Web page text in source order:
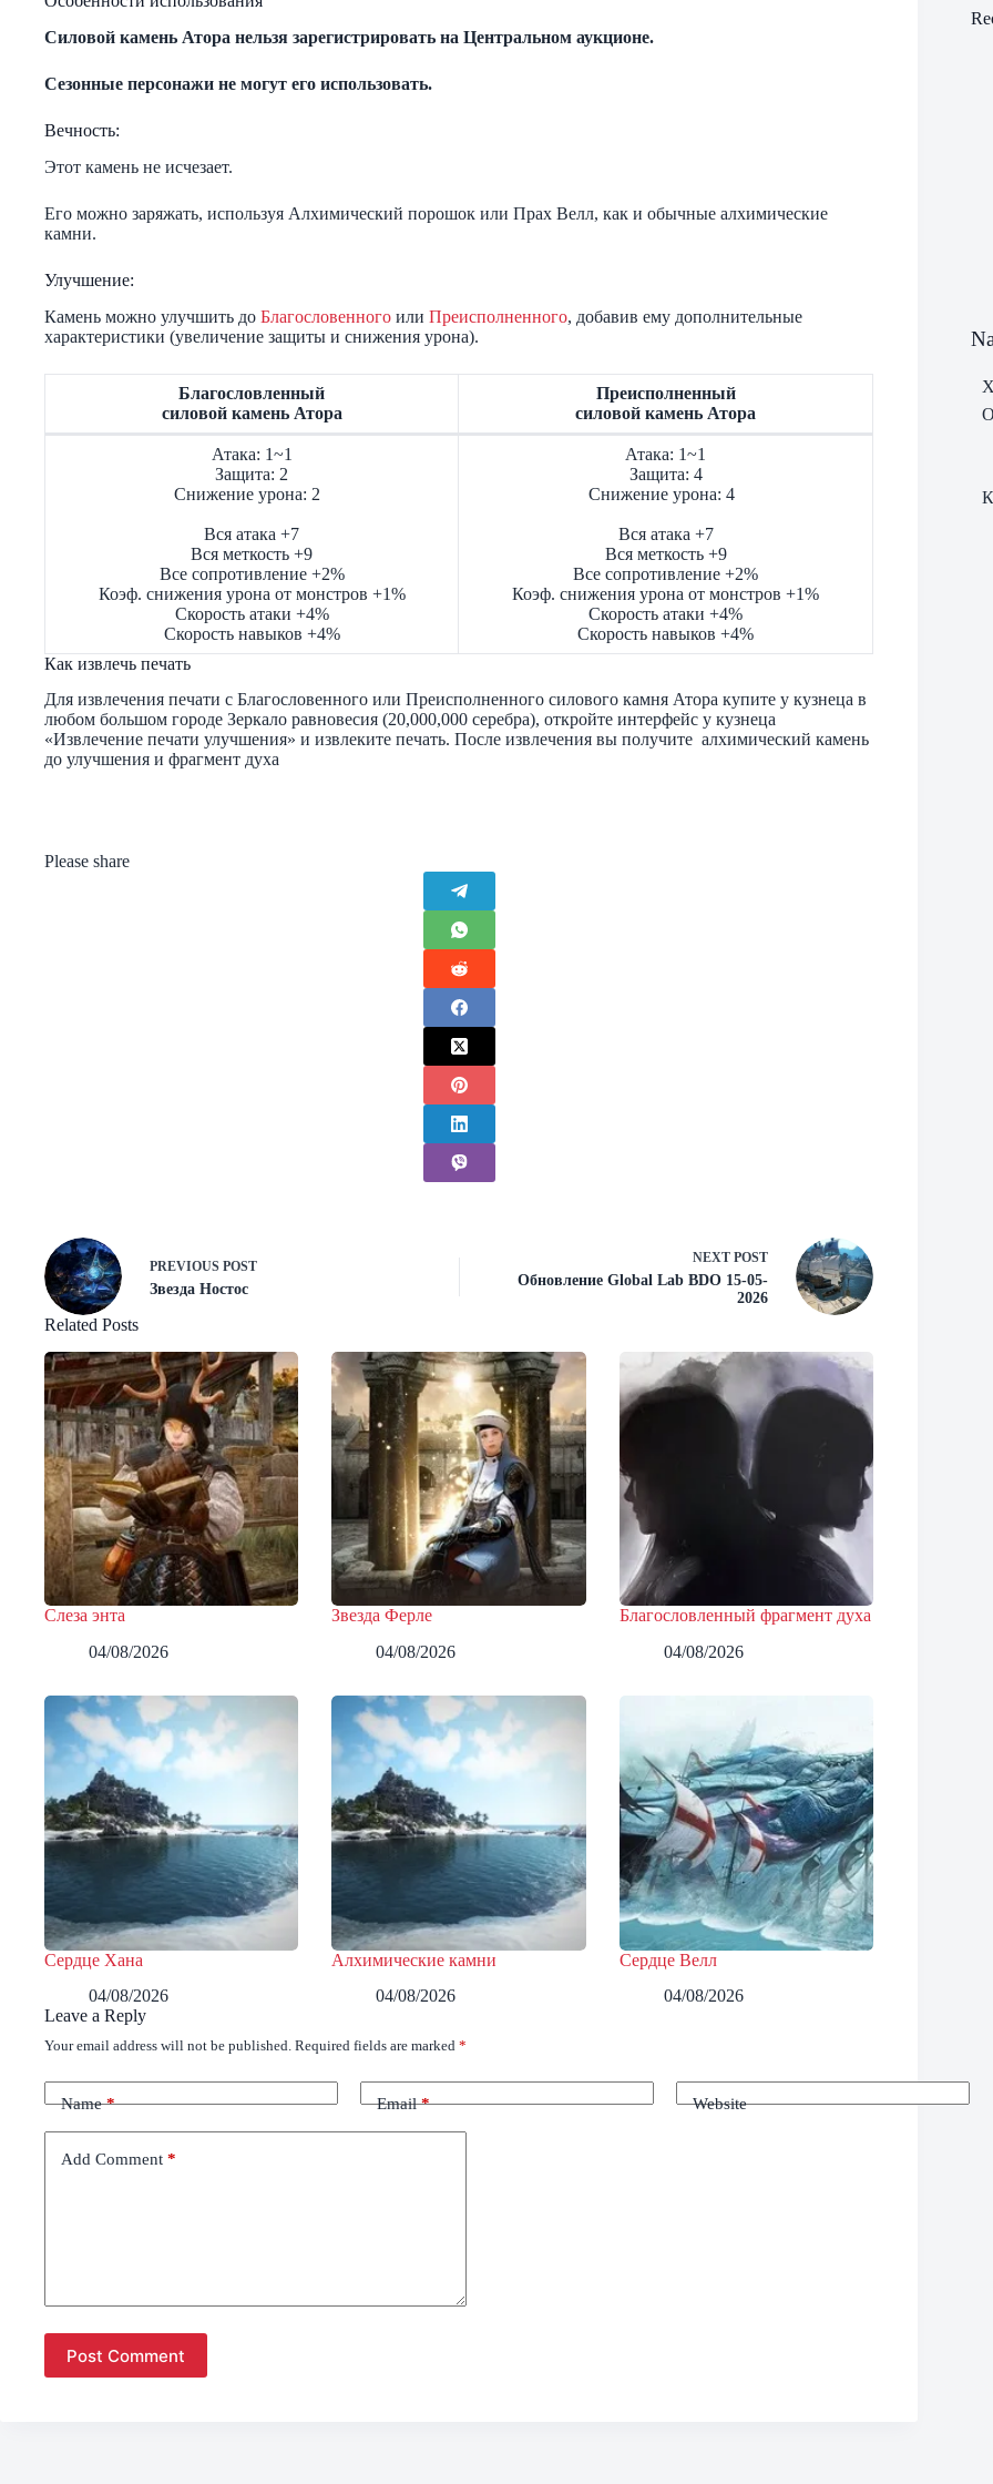
Силовой камень Атора нельзя зарегистрировать на Центральном аукционе.
Сезонные персонажи не могут его использовать.
Вечность:
Этот камень не исчезает.
Его можно заряжать, используя Алхимический порошок или Прах Велл, как и обычные алхимические
камни.
Улучшение:
Камень можно улучшить до Благословенного или Преисполненного, добавив ему дополнительные
характеристики (увеличение защиты и снижения урона).
Благословленный
силовой камень Атора
Преисполненный
силовой камень Атора
Атака: 1~1
Защита: 2
Снижение урона: 2
Вся атака +7
Вся меткость +9
Все сопротивление +2%
Коэф. снижения урона от монстров +1%
Скорость атаки +4%
Скорость навыков +4%
Атака: 1~1
Защита: 4
Снижение урона: 4
Вся атака +7
Вся меткость +9
Все сопротивление +2%
Коэф. снижения урона от монстров +1%
Скорость атаки +4%
Скорость навыков +4%
Как извлечь печать
Для извлечения печати с Благословенного или Преисполненного силового камня Атора купите у кузнеца в
любом большом городе Зеркало равновесия (20,000,000 серебра), откройте интерфейс у кузнеца
«Извлечение печати улучшения» и извлеките печать. После извлечения вы получите алхимический камень
до улучшения и фрагмент духа
Please share
PREVIOUS POST
Звезда Ностос
NEXT POST
Обновление Global Lab BDO 15-05-
2026
Related Posts
Слеза энта
04/08/2026
Звезда Ферле
04/08/2026
Благословленный фрагмент духа
04/08/2026
Сердце Хана
04/08/2026
Алхимические камни
04/08/2026
Сердце Велл
04/08/2026
Leave a Reply
Your email address will not be published. Required fields are marked *
Name* Email* Website
Add Comment *
Post Comment